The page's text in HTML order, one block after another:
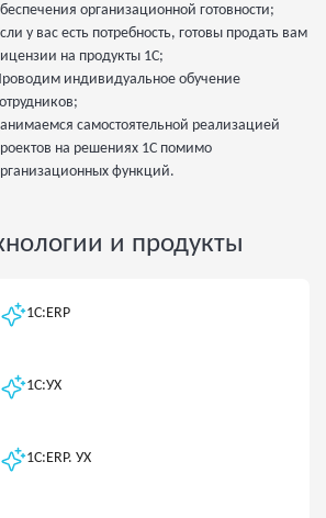
организационной готовности;
у вас есть потребность, готовы продать вам
на продукты 1С;
индивидуальное обучение
самостоятельной реализацией
на решениях 1С помимо
функций.
и продукты
1С:ERP
1С:УХ
1С:ERP. УХ